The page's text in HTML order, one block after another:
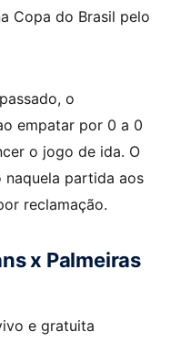
Copa do Brasil pelo
o
empatar por 0 a 0
o jogo de ida. O
partida aos
reclamação.
x Palmeiras
e gratuita